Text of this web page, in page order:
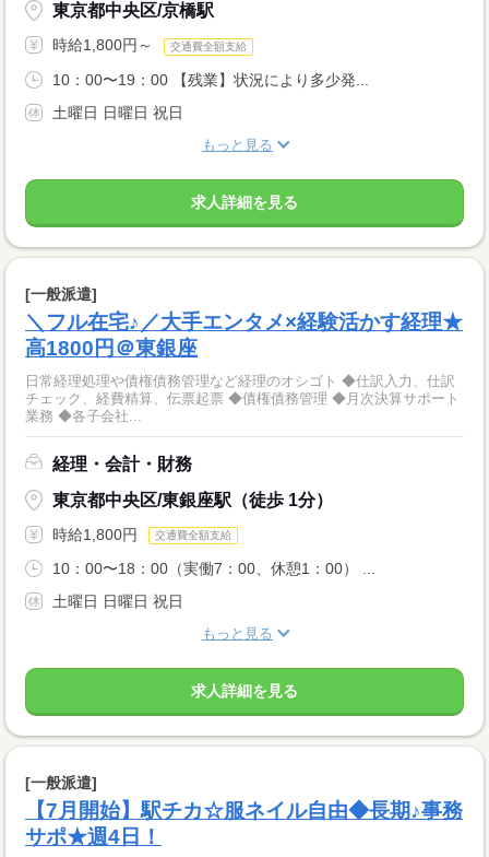
東京都中央区/京橋駅
時給1,800円～ 交通費全額支給
10：00〜19：00 【残業】状況により多少発...
土曜日 日曜日 祝日
もっと見る
求人詳細を見る
[一般派遣]
＼フル在宅♪／大手エンタメ×経験活かす経理★
高1800円＠東銀座
日常経理処理や債権債務管理など経理のオシゴト ◆仕訳入力、仕訳
チェック、経費精算、伝票起票 ◆債権債務管理 ◆月次決算サポート
業務 ◆各子会社...
経理・会計・財務
東京都中央区/東銀座駅（徒歩 1分）
時給1,800円 交通費全額支給
10：00〜18：00（実働7：00、休憩1：00） ...
土曜日 日曜日 祝日
もっと見る
求人詳細を見る
[一般派遣]
【7月開始】駅チカ☆服ネイル自由◆長期♪事務
サポ★週4日！